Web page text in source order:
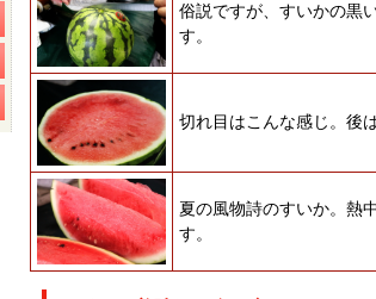
俗説ですが、すいかの黒
す。
切れ目はこんな感じ。後
夏の風物詩のすいか。熱
す。